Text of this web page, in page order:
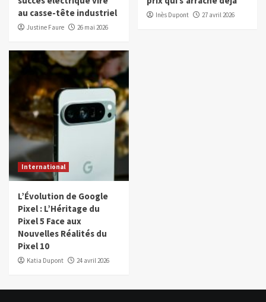
au casse-tête industriel
Justine Faure 26 mai 2026
Inès Dupont 27 avril 2026
International
L’Évolution de Google
Pixel : L’Héritage du
Pixel 5 Face aux
Nouvelles Réalités du
Pixel 10
Katia Dupont 24 avril 2026